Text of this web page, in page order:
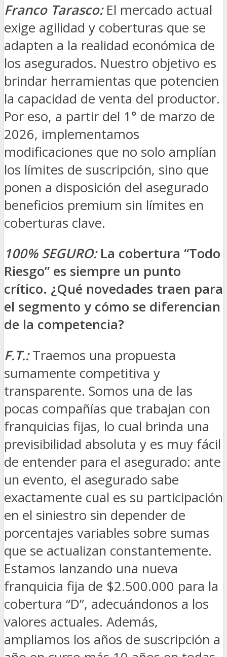
Franco Tarasco: El mercado actual
exige agilidad y coberturas que se
adapten a la realidad económica de
los asegurados. Nuestro objetivo es
brindar herramientas que potencien
la capacidad de venta del productor.
Por eso, a partir del 1° de marzo de
2026, implementamos
modificaciones que no solo amplían
los límites de suscripción, sino que
ponen a disposición del asegurado
beneficios premium sin límites en
coberturas clave.
100% SEGURO:La cobertura “Todo
Riesgo” es siempre un punto
crítico. ¿Qué novedades traen para
el segmento y cómo se diferencian
de la competencia?
F.T.: Traemos una propuesta
sumamente competitiva y
transparente. Somos una de las
pocas compañías que trabajan con
franquicias fijas, lo cual brinda una
previsibilidad absoluta y es muy fácil
de entender para el asegurado: ante
un evento, el asegurado sabe
exactamente cual es su participación
en el siniestro sin depender de
porcentajes variables sobre sumas
que se actualizan constantemente.
Estamos lanzando una nueva
franquicia fija de $2.500.000 para la
cobertura “D”, adecuándonos a los
valores actuales. Además,
ampliamos los años de suscripción a